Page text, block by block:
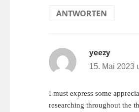
ANTWORTEN
yeezysagt:
15. Mai 2023
I must express some
researching throughout the